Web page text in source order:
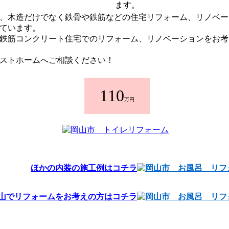
ます。
木造だけでなく鉄骨や鉄筋などの住宅リフォーム、リノベ
います。
筋コンクリート住宅でのリフォーム、リノベーションをお
トホームへご相談ください！
110万円
ほかの内装の施工例はコチラ
でリフォームをお考えの方はコチラ